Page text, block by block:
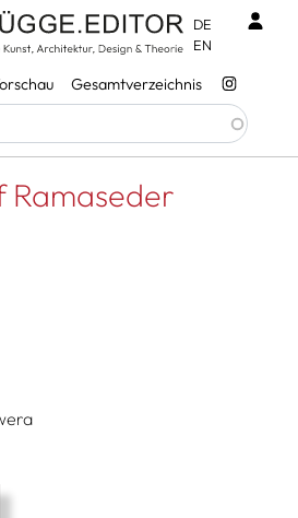
Gesamtverzeichnis
DE
EN
Josef Ramaseder
Ramaseder